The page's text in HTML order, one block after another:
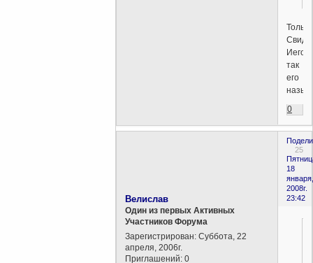
Только
так
его
0
25
18
января,
2008г.
23:42
Велислав
Один из первых Активных
Участников Форума
Зарегистрирован: Суббота, 22
апреля, 2006г.
Приглашений: 0